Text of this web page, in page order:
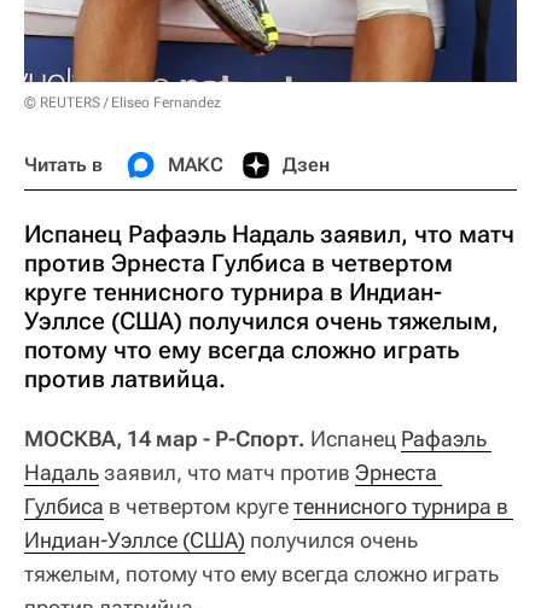
© REUTERS / Eliseo Fernandez
Читать в МАКС Дзен
Испанец Рафаэль Надаль заявил, что матч
против Эрнеста Гулбиса в четвертом
круге теннисного турнира в Индиан-
Уэллсе (США) получился очень тяжелым,
потому что ему всегда сложно играть
против латвийца.
МОСКВА, 14 мар - Р-Спорт. Испанец Рафаэль
Надальзаявил, что матч против Эрнеста
Гулбиса в четвертом кругетеннисного турнира в
Индиан-Уэллсе (США) получился очень
тяжелым, потому что ему всегда сложно играть